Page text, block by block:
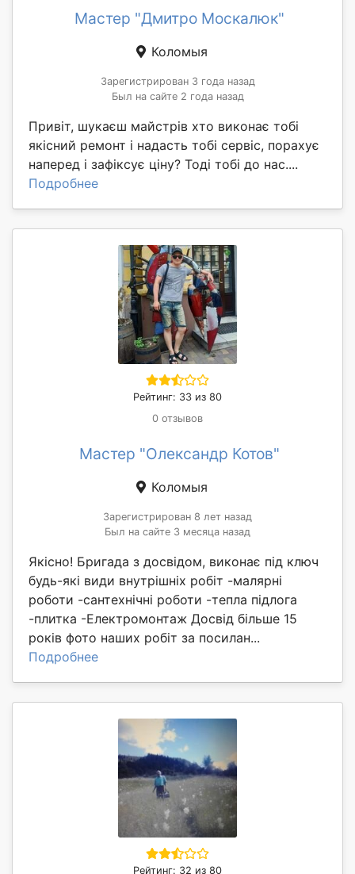
Мастер "Дмитро Москалюк"
Коломыя
Зарегистрирован 3 года назад
Был на сайте 2 года назад
Привіт, шукаєш майстрів хто виконає тобі
якісний ремонт і надасть тобі сервіс, порахує
наперед і зафіксує ціну? Тоді тобі до нас....
Подробнее
Рейтинг: 33 из 80
0 отзывов
Мастер "Олександр Котов"
Коломыя
Зарегистрирован 8 лет назад
Был на сайте 3 месяца назад
Якісно! Бригада з досвідом, виконає під ключ
будь-які види внутрішніх робіт -малярні
роботи -сантехнічні роботи -тепла підлога
-плитка -Електромонтаж Досвід більше 15
років фото наших робіт за посилан...
Подробнее
Рейтинг: 32 из 80